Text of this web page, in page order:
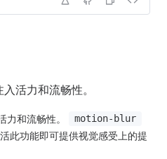
活力和流畅性。
力和流畅性。 motion-blur
活此功能即可提供视觉感受上的提